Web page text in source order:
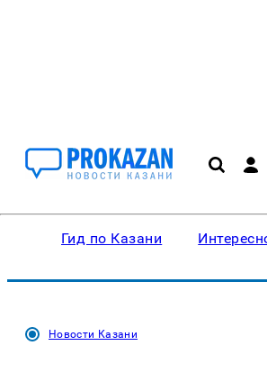
Гид по Казани
Новости Казани